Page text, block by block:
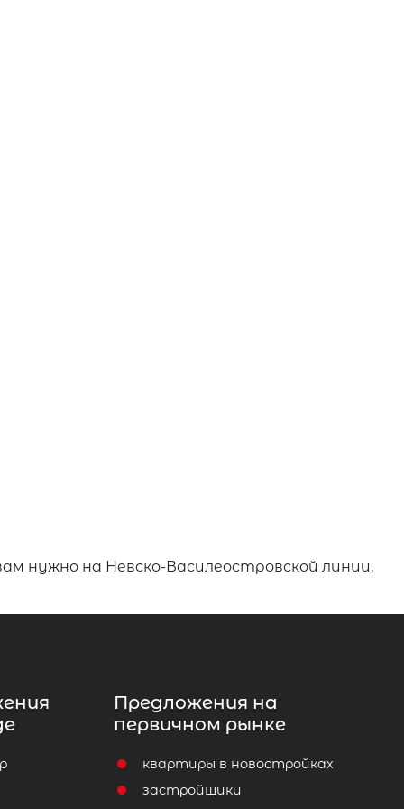
нужно на Невско-Василеостровской линии,
Предложения на
первичном рынке
квартиры в новостройках
застройщики